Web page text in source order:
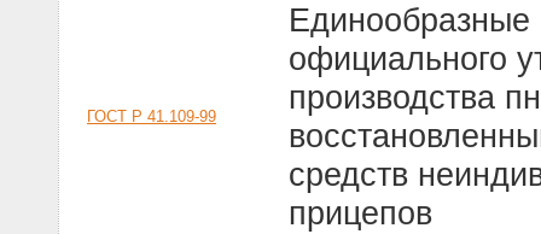
ГОСТ Р 41.109-99
официального
производства
средств
прицепов